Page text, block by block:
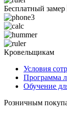
Бесплатный замер
Кровельщикам
Условия
Программа
Обучение
Розничным